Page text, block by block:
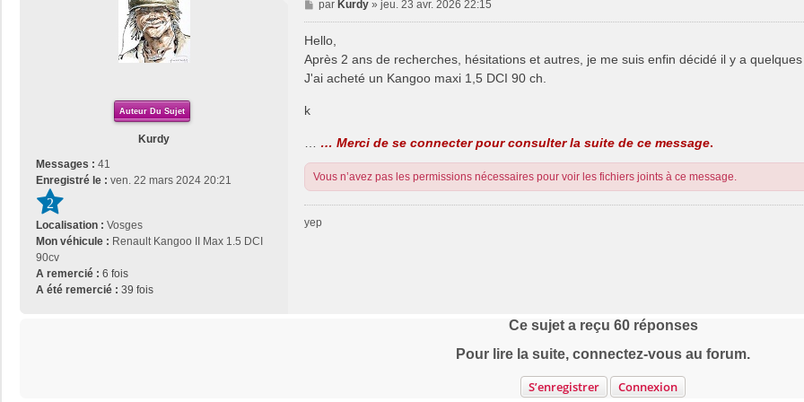
Auteur Du Sujet
Kurdy
Messages : 41
Enregistré le : ven. 22 mars 2024 20:21
2
Localisation : Vosges
Mon véhicule : Renault Kangoo II Max 1.5 DCI
90cv
A remercié : 6 fois
A été remercié : 39 fois
M
e
a
g
par Kurdy» jeu. 23 avr. 2026 22:15
Hello,
Après 2 ans de recherches, hésitations et autres, je me suis enfin décidé il y a quelques
J'ai acheté un Kangoo maxi 1,5 DCI 90 ch.
k
… Merci de se connecter pour consulter la suite de ce message.
Vous n’avez pas les permissions nécessaires pour voir les fichiers joints à ce message.
yep
Ce sujet a reçu 60réponses
Pour lire la suite, connectez-vous au forum.
S’enregistrer Connexion